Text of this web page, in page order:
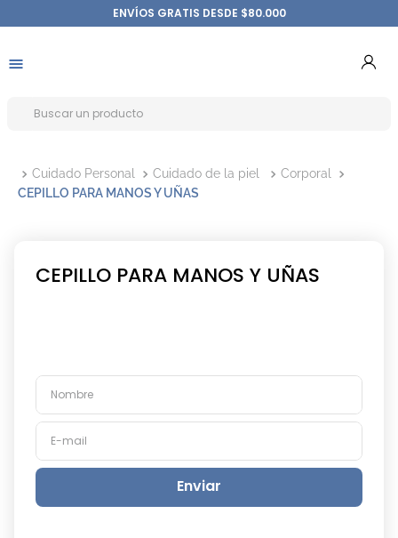
ENVÍOS GRATIS DESDE $80.000
Cuidado Personal Cuidado de la piel
Corporal
CEPILLO PARA MANOS Y UÑAS
CEPILLO PARA MANOS Y UÑAS
Enviar